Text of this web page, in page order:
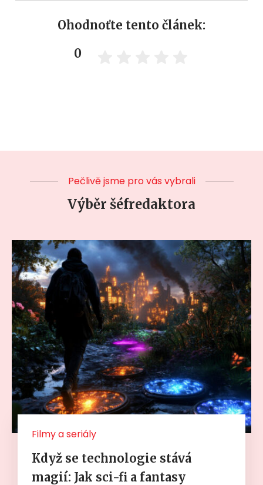
Ohodnoťte tento článek:
0
Pečlivě jsme pro vás vybrali
Výběr šéfredaktora
Filmy a seriály
Když se technologie stává
magií: Jak sci-fi a fantasy